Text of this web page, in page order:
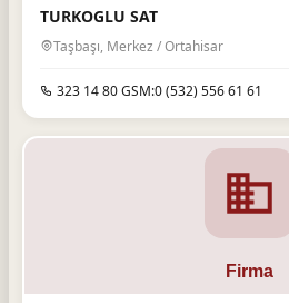
TURKOGLU SAT
Taşbaşı, Merkez / Ortahisar
323 14 80 GSM:0 (532) 556 61 61